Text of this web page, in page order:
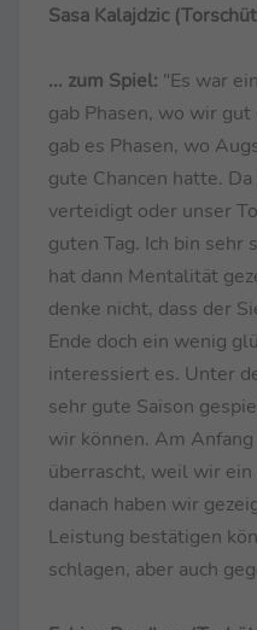
Sasa Kalajdzic
... zum Spiel: "Es war
gab Phasen, wo wir
gab es Phasen, wo
gute Chancen hatte.
verteidigt oder unser
guten Tag. Ich bin sehr
hat dann Mentalität
denke nicht, dass der
Ende doch ein wenig
interessiert es. Unter
sehr gute Saison
wir können. Am
überrascht, weil wir
danach haben wir
Leistung bestätigen
schlagen, aber auch